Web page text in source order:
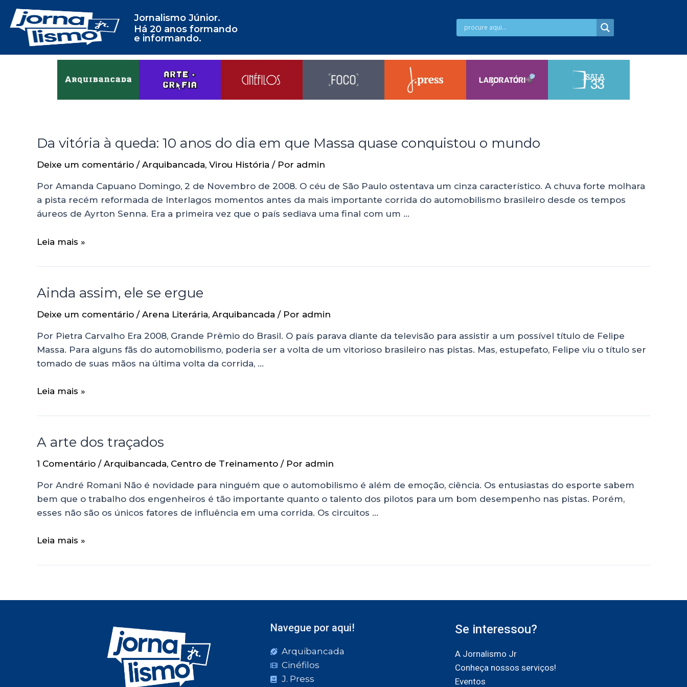
Jornalismo Júnior.
Há 20 anos formando
e informando.
Da vitória à queda: 10 anos do dia em que Massa quase conquistou o mundo
Deixe um comentário / Arquibancada, Virou História / Por admin
Por Amanda Capuano Domingo, 2 de Novembro de 2008. O céu de São Paulo ostentava um cinza característico. A chuva forte molhara
a pista recém reformada de Interlagos momentos antes da mais importante corrida do automobilismo brasileiro desde os tempos
áureos de Ayrton Senna. Era a primeira vez que o país sediava uma final com um …
Leia mais »
Ainda assim, ele se ergue
Deixe um comentário / Arena Literária, Arquibancada / Por admin
Por Pietra Carvalho Era 2008, Grande Prêmio do Brasil. O país parava diante da televisão para assistir a um possível título de Felipe
Massa. Para alguns fãs do automobilismo, poderia ser a volta de um vitorioso brasileiro nas pistas. Mas, estupefato, Felipe viu o título ser
tomado de suas mãos na última volta da corrida, …
Leia mais »
A arte dos traçados
1 Comentário / Arquibancada, Centro de Treinamento / Por admin
Por André Romani Não é novidade para ninguém que o automobilismo é além de emoção, ciência. Os entusiastas do esporte sabem
bem que o trabalho dos engenheiros é tão importante quanto o talento dos pilotos para um bom desempenho nas pistas. Porém,
esses não são os únicos fatores de influência em uma corrida. Os circuitos …
Leia mais »
Navegue por aqui!
Arquibancada
Cinéfilos
J. Press
Se interessou?
A Jornalismo Jr
Conheça nossos serviços!
Eventos